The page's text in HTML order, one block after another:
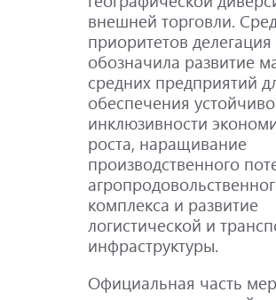
внешней торговли.
приоритетов
обозначила развитие
средних предприятий
обеспечения
инклюзивности
роста, наращивание
производственного
комплекса и развитие
логистической и
инфраструктуры.
Официальная часть